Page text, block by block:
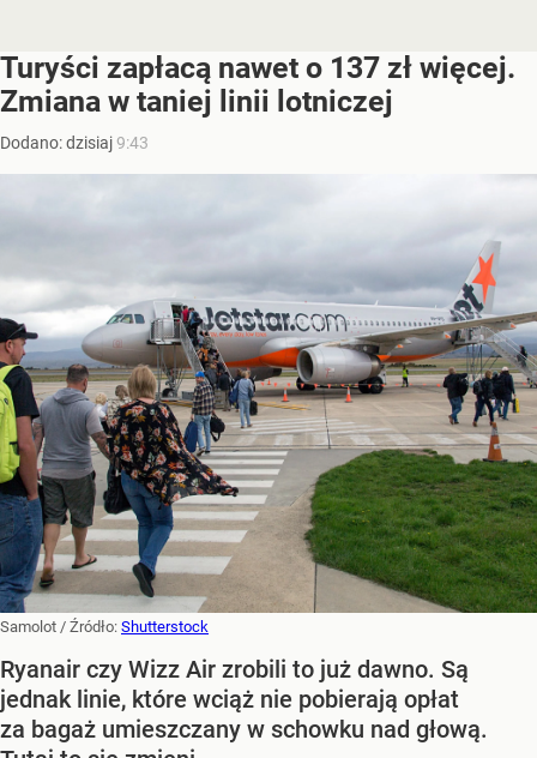
Turyści zapłacą nawet o 137 zł więcej.
Zmiana w taniej linii lotniczej
Dodano:dzisiaj9:43
Samolot / Źródło: Shutterstock
Ryanair czy Wizz Air zrobili to już dawno. Są
jednak linie, które wciąż nie pobierają opłat
za bagaż umieszczany w schowku nad głową.